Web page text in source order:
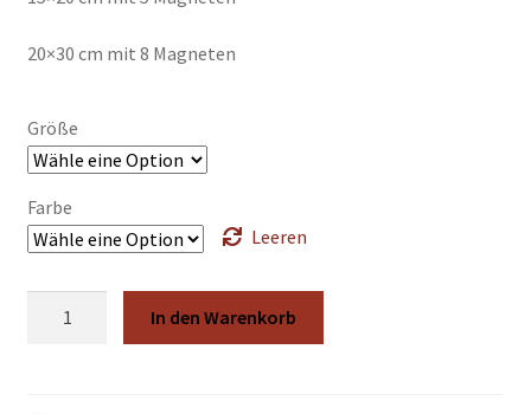
20×30 cm mit 8 Magneten
Größe
Farbe
Leeren
In den Warenkorb